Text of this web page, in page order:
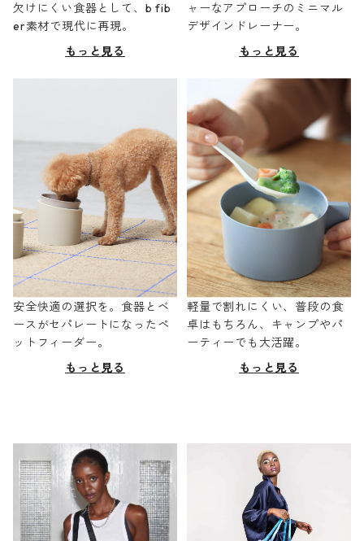
欠けにくい食器として、b fib
er素材で現代に再現。
もっと見る
ャーなアプローチのミニマル
デザインドレーナー。
もっと見る
安全快適の選択を。食器とベ
ースがセパレートになったペ
ットフィーダー。
もっと見る
軽量で割れにくい、普段の食
卓はもちろん、キャンプやパ
ーティーでも大活躍。
もっと見る